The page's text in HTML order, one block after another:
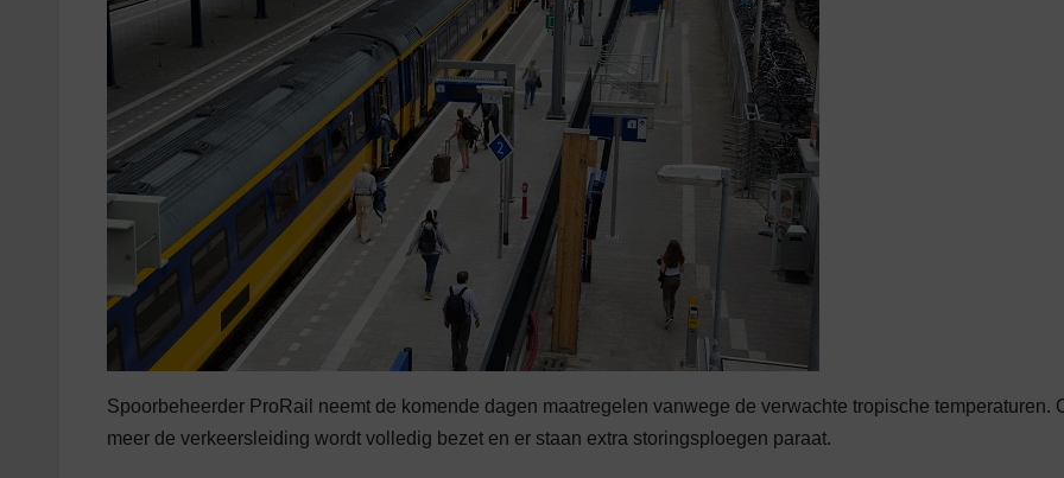
Spoorbeheerder ProRail neemt de komende dagen maatregelen vanwege de verwachte tropische temperaturen.
meer de verkeersleiding wordt volledig bezet en er staan extra storingsploegen paraat.